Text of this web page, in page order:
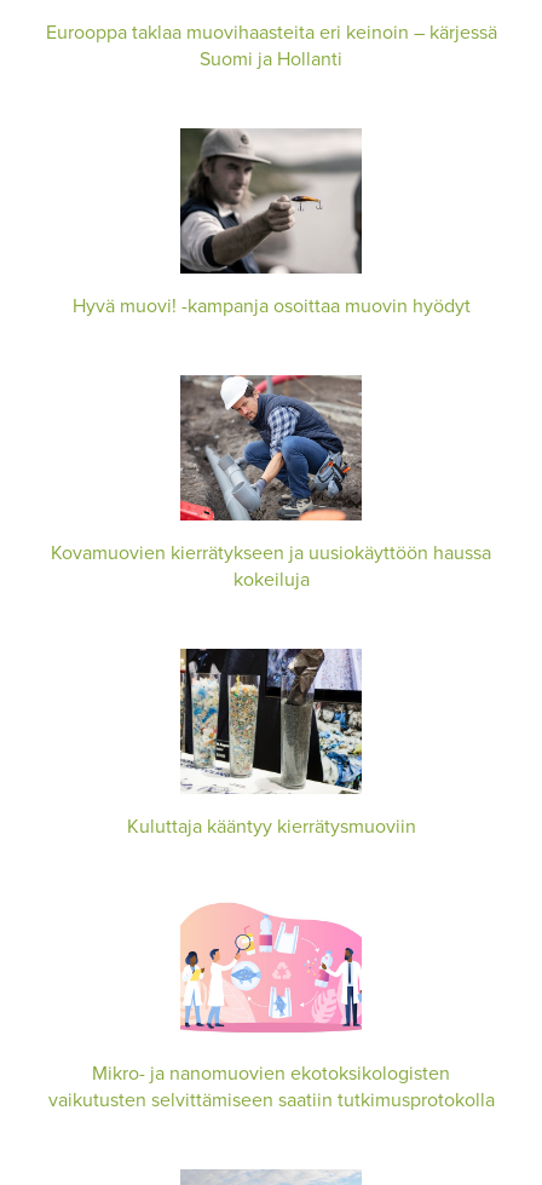
Eurooppa taklaa muovihaasteita eri keinoin – kärjessä
Suomi ja Hollanti
Hyvä muovi! -kampanja osoittaa muovin hyödyt
Kovamuovien kierrätykseen ja uusiokäyttöön haussa
kokeiluja
Kuluttaja kääntyy kierrätysmuoviin
Mikro- ja nanomuovien ekotoksikologisten
vaikutusten selvittämiseen saatiin tutkimusprotokolla